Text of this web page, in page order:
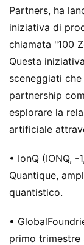
Partners, ha
iniziativa di
chiamata "100
Questa
sceneggiati
partnership
esplorare la
artificiale
• IonQ (IONQ,
Quantique,
quantistico.
•
primo trimestre